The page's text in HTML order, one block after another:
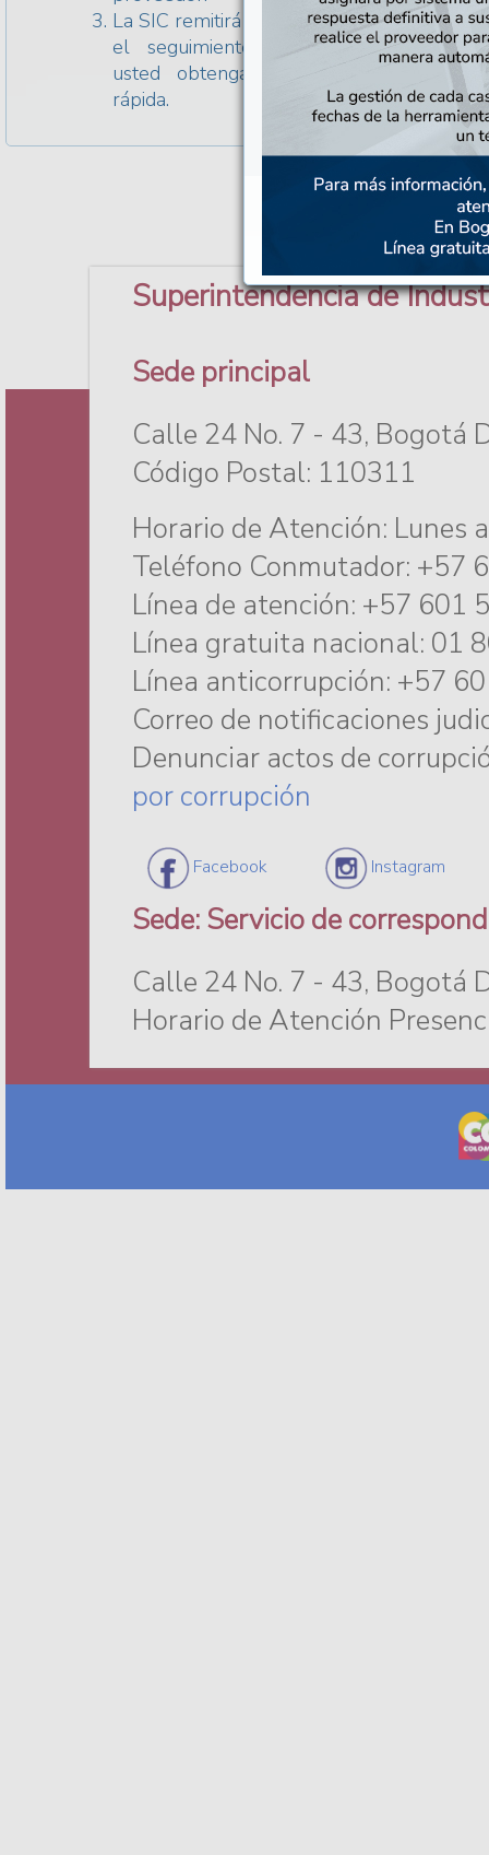
La SIC remitirá su solicitud al proveedor y
el seguimiento correspondiente para
usted obtenga una respuesta de
rápida.
Superintendencia de
Sede principal
Calle 24 No. 7 - 43, Bogotá
Código Postal: 110311
Horario de Atención: Lunes
Teléfono Conmutador: +57
Línea de atención: +57 601
Línea gratuita nacional: 01
Línea anticorrupción: +57
Correo de notificaciones
Denunciar actos de
por corrupción
Facebook
Facebook
Instagram
Sede: Servicio de
Calle 24 No. 7 - 43, Bogotá
Horario de Atención